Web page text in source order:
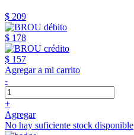
$ 209
$ 178
$ 157
Agregar a mi carrito
-
+
Agregar
No hay suficiente stock disponible